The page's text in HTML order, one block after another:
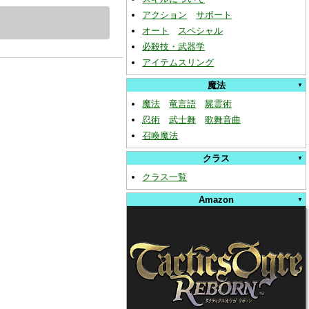
アクション
サポート
オート
スペシャル
必殺技・武器学
アイテムスリング
魔法
魔法
竜言語
屍霊術
忍術
武士舞
歌舞音曲
召喚魔法
クラス
クラス一覧
Amazon